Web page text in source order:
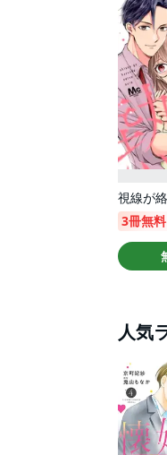
視線が
3冊無料
人気